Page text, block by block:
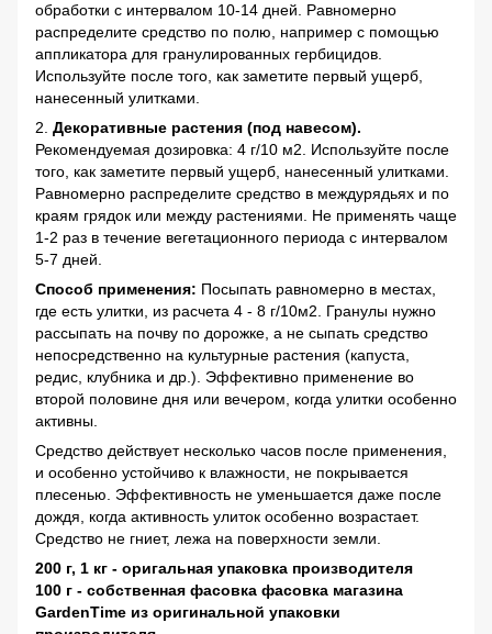
обработки с интервалом 10-14 дней. Равномерно
распределите средство по полю, например с помощью
аппликатора для гранулированных гербицидов.
Используйте после того, как заметите первый ущерб,
нанесенный улитками.
2. Декоративные растения (под навесом).
Рекомендуемая дозировка: 4 г/10 м2. Используйте после
того, как заметите первый ущерб, нанесенный улитками.
Равномерно распределите средство в междурядьях и по
краям грядок или между растениями. Не применять чаще
1-2 раз в течение вегетационного периода с интервалом
5-7 дней.
Способ применения: Посыпать равномерно в местах,
где есть улитки, из расчета 4 - 8 г/10м2. Гранулы нужно
рассыпать на почву по дорожке, а не сыпать средство
непосредственно на культурные растения (капуста,
редис, клубника и др.). Эффективно применение во
второй половине дня или вечером, когда улитки особенно
активны.
Средство действует несколько часов после применения,
и особенно устойчиво к влажности, не покрывается
плесенью. Эффективность не уменьшается даже после
дождя, когда активность улиток особенно возрастает.
Средство не гниет, лежа на поверхности земли.
200 г, 1 кг - оригальная упаковка производителя
100 г - собственная фасовка фасовка магазина
GardenTime из оригинальной упаковки